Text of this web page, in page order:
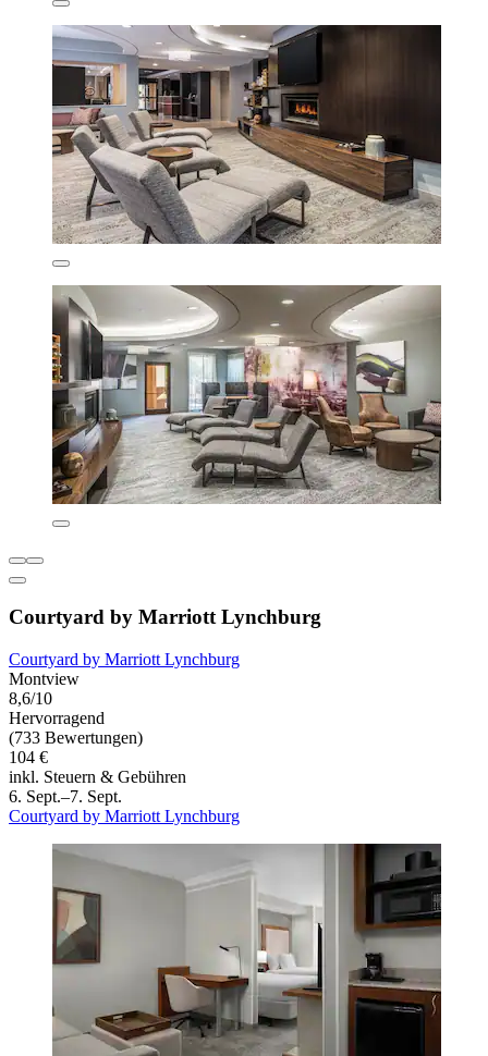
Courtyard by Marriott Lynchburg
Courtyard by Marriott Lynchburg
Montview
8,6/10
Hervorragend
(733 Bewertungen)
104 €
inkl. Steuern & Gebühren
6. Sept.–7. Sept.
Courtyard by Marriott Lynchburg